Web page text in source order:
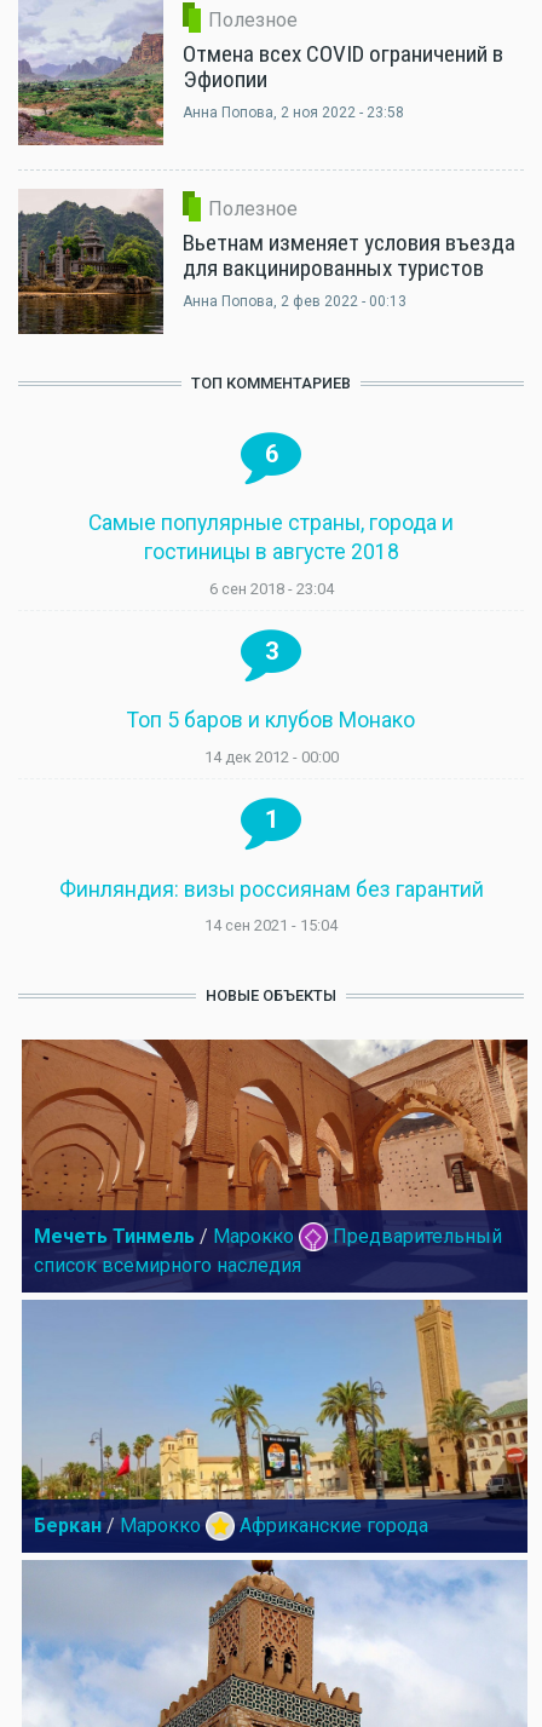
Полезное
Отмена всех COVID ограничений в
Эфиопии
Анна Попова, 2 ноя 2022 - 23:58
Полезное
Вьетнам изменяет условия въезда
для вакцинированных туристов
Анна Попова, 2 фев 2022 - 00:13
ТОП КОММЕНТАРИЕВ
6
Самые популярные страны, города и
гостиницы в августе 2018
6 сен 2018 - 23:04
3
Топ 5 баров и клубов Монако
14 дек 2012 - 00:00
1
Финляндия: визы россиянам без гарантий
14 сен 2021 - 15:04
НОВЫЕ ОБЪЕКТЫ
Мечеть Тинмель / Марокко
Предварительный
список всемирного наследия
Беркан / Марокко Африканские города